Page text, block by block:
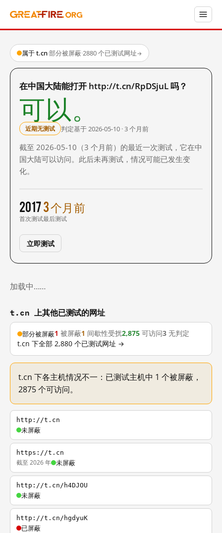
属于 t.cn·部分被屏蔽·2880 个已测试网址→
在中国大陆能打开 http://t.cn/RpDSjuL 吗？
可以。
近期无测试 判定基于 2026-05-10 · 3 个月前
截至 2026-05-10（3 个月前）的最近一次测试，它在中
国大陆可以访问。此后未再测试，情况可能已发生变
化。
2017
首次测试
3 个月前
最后测试
立即测试
加载中……
t.cn 上其他已测试的网址
部分被屏蔽1 被屏蔽1 间歇性受扰2,875 可访问3 无判定
t.cn 下全部 2,880 个已测试网址 →
t.cn 下各主机情况不一：已测试主机中 1 个被屏蔽，
2875 个可访问。
http://t.cn
未屏蔽
https://t.cn
截至 2026 年 未屏蔽
http://t.cn/h4DJOU
未屏蔽
http://t.cn/hgdyuK
已屏蔽